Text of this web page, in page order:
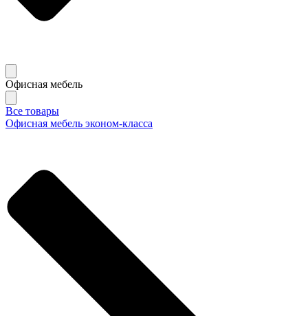
Офисная мебель
Все товары
Офисная мебель эконом-класса